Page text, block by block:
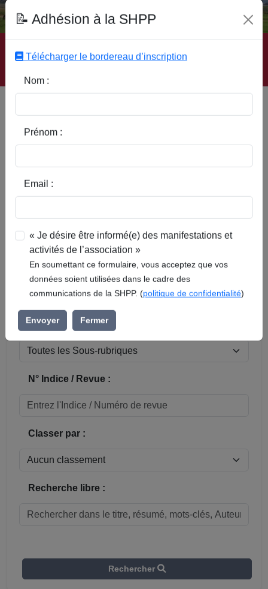
Sous-Rubriques | Mots-Clefs | Contact
Réinitialiser
Sous-rubrique / Commune :
N° Indice / Revue :
Classer par :
Recherche libre :
Rechercher
📝 Adhésion à la SHPP
Télécharger le bordereau d’inscription
Nom :
Prénom :
Email :
« Je désire être informé(e) des manifestations et
activités de l’association »
En soumettant ce formulaire, vous acceptez que vos
données soient utilisées dans le cadre des
communications de la SHPP. (politique de confidentialité)
Envoyer Fermer